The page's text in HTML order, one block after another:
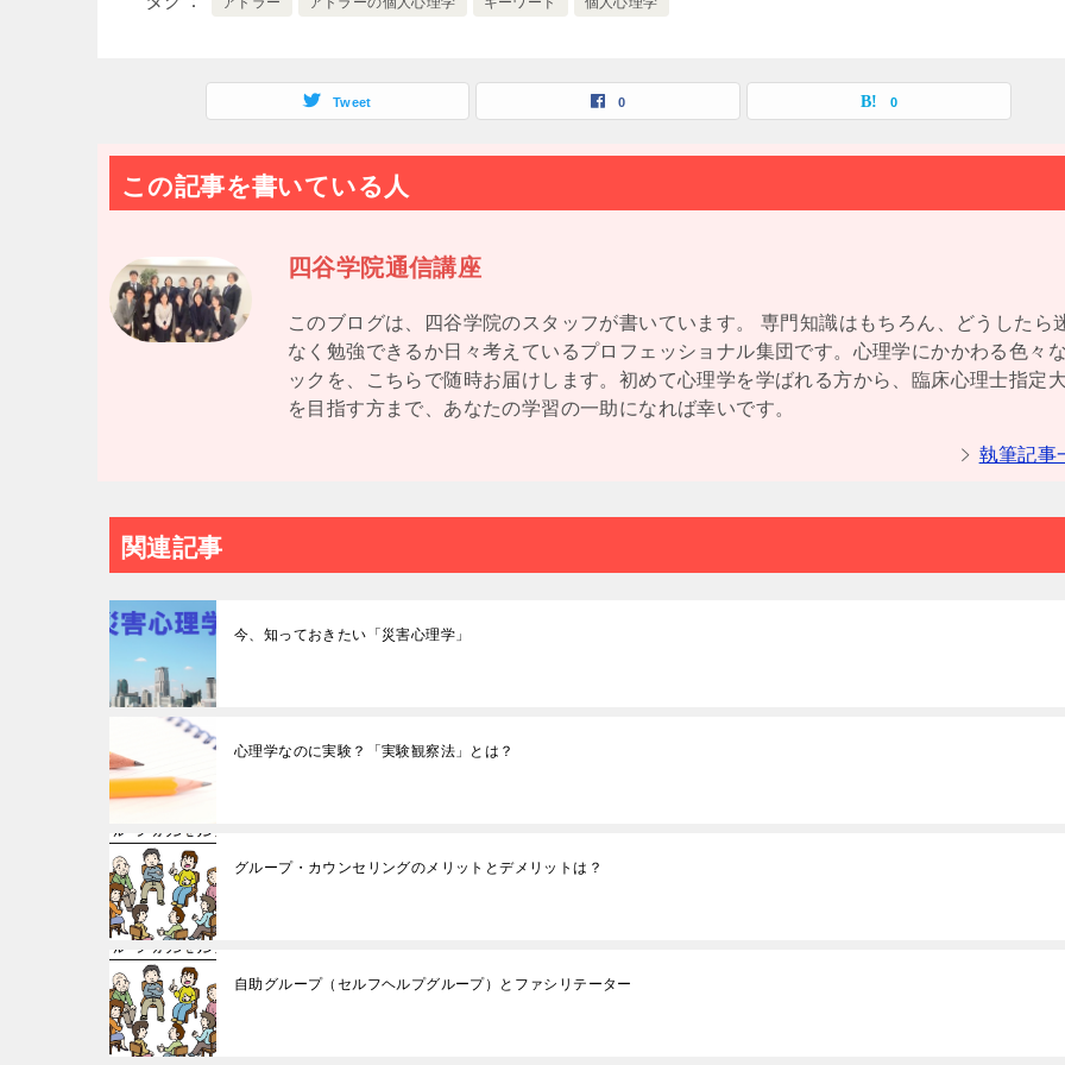
Tweet 0 0
この記事を書いている人
四谷学院通信講座
このブログは、四谷学院のスタッフが書いています。 専門知識はもちろん、どうしたら
なく勉強できるか日々考えているプロフェッショナル集団です。心理学にかかわる色々
ックを、こちらで随時お届けします。初めて心理学を学ばれる方から、臨床心理士指定
を目指す方まで、あなたの学習の一助になれば幸いです。
執筆記事
関連記事
今、知っておきたい「災害心理学」
心理学なのに実験？「実験観察法」とは？
グループ・カウンセリングのメリットとデメリットは？
自助グループ（セルフヘルプグループ）とファシリテーター